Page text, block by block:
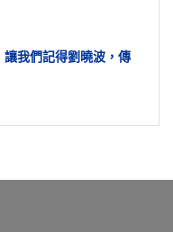
讓我們記得劉曉波，傳